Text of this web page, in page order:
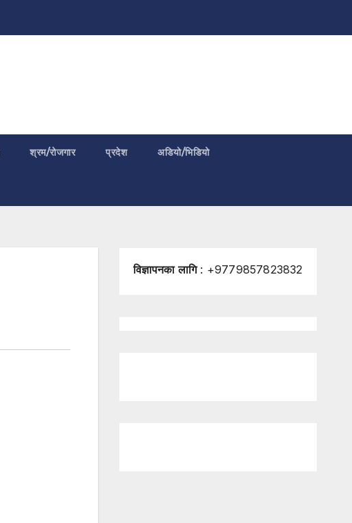
श्रम/रोजगार प्रदेश अडियो/भिडियो
विज्ञापनका लागि: +9779857823832